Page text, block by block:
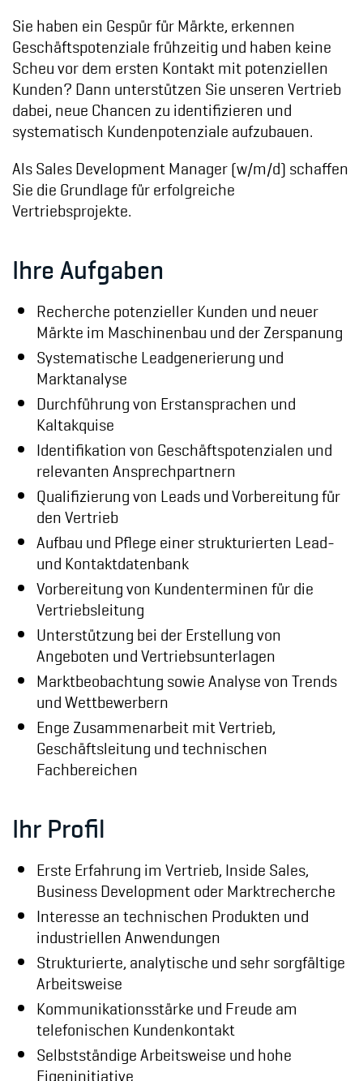
Sie haben ein Gespür für Märkte, erkennen
Geschäftspotenziale frühzeitig und haben keine
Scheu vor dem ersten Kontakt mit potenziellen
Kunden? Dann unterstützen Sie unseren Vertrieb
dabei, neue Chancen zu identifizieren und
systematisch Kundenpotenziale aufzubauen.
Als Sales Development Manager (w/m/d) schaffen
Sie die Grundlage für erfolgreiche
Vertriebsprojekte.
Ihre Aufgaben
Recherche potenzieller Kunden und neuer
Märkte im Maschinenbau und der Zerspanung
Systematische Leadgenerierung und
Marktanalyse
Durchführung von Erstansprachen und
Kaltakquise
Identifikation von Geschäftspotenzialen und
relevanten Ansprechpartnern
Qualifizierung von Leads und Vorbereitung für
den Vertrieb
Aufbau und Pflege einer strukturierten Lead-
und Kontaktdatenbank
Vorbereitung von Kundenterminen für die
Vertriebsleitung
Unterstützung bei der Erstellung von
Angeboten und Vertriebsunterlagen
Marktbeobachtung sowie Analyse von Trends
und Wettbewerbern
Enge Zusammenarbeit mit Vertrieb,
Geschäftsleitung und technischen
Fachbereichen
Ihr Profil
Erste Erfahrung im Vertrieb, Inside Sales,
Business Development oder Marktrecherche
Interesse an technischen Produkten und
industriellen Anwendungen
Strukturierte, analytische und sehr sorgfältige
Arbeitsweise
Kommunikationsstärke und Freude am
telefonischen Kundenkontakt
Selbstständige Arbeitsweise und hohe
Eigeninitiative